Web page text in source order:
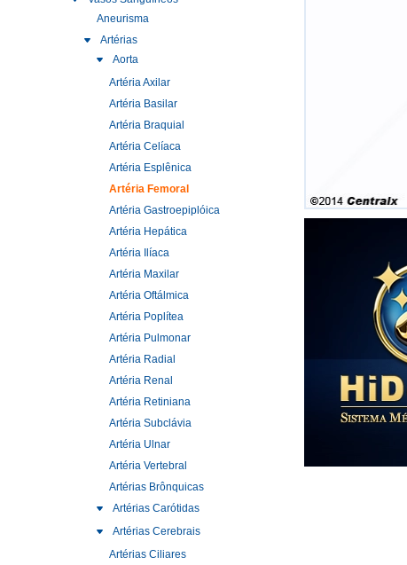
Aneurisma
Artérias
Aorta
Artéria Axilar
Artéria Basilar
Artéria Braquial
Artéria Celíaca
Artéria Esplênica
Artéria Femoral
Artéria Gastroepiplóica
Artéria Hepática
Artéria Ilíaca
Artéria Maxilar
Artéria Oftálmica
Artéria Poplítea
Artéria Pulmonar
Artéria Radial
Artéria Renal
Artéria Retiniana
Artéria Subclávia
Artéria Ulnar
Artéria Vertebral
Artérias Brônquicas
Artérias Carótidas
Artérias Cerebrais
Artérias Ciliares